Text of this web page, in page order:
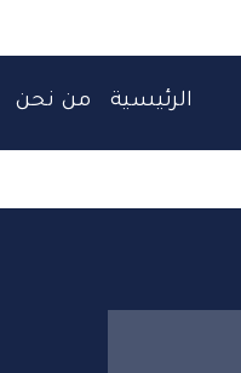
الرئيسية من نحن